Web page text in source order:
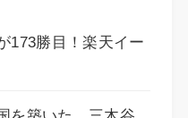
173勝目！楽天イー